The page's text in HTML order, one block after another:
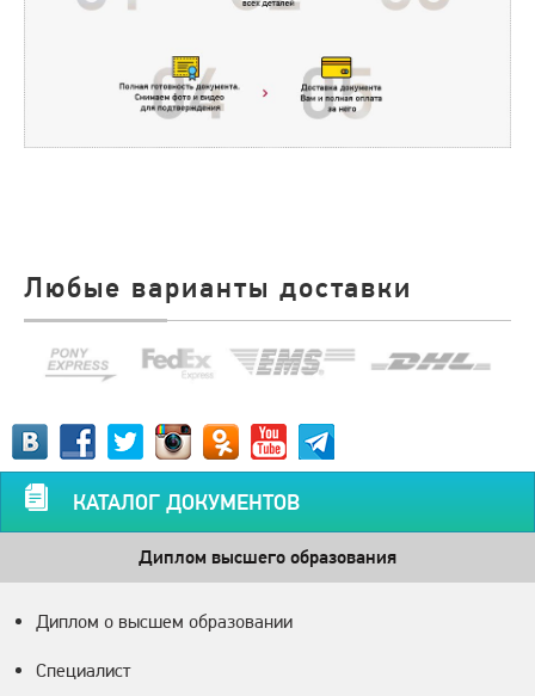
Любые варианты доставки
КАТАЛОГ ДОКУМЕНТОВ
Диплом высшего образования
Диплом о высшем образовании
Специалист